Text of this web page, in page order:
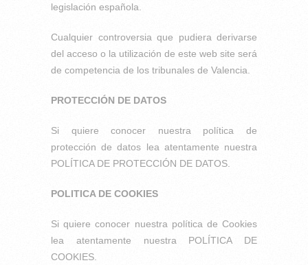
legislación española.
Cualquier controversia que pudiera derivarse
del acceso o la utilización de este web site será
de competencia de los tribunales de Valencia.
PROTECCIÓN DE DATOS
Si quiere conocer nuestra política de
protección de datos lea atentamente nuestra
POLÍTICA DE PROTECCIÓN DE DATOS.
POLITICA DE COOKIES
Si quiere conocer nuestra política de Cookies
lea atentamente nuestra POLÍTICA DE
COOKIES.